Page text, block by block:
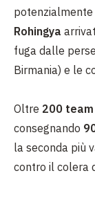
Rohingya
fuga dalle
Birmania) e le
Oltre 200
consegnando
la seconda più
contro il colera